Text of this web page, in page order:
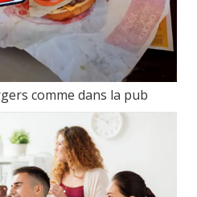
comme dans la pub